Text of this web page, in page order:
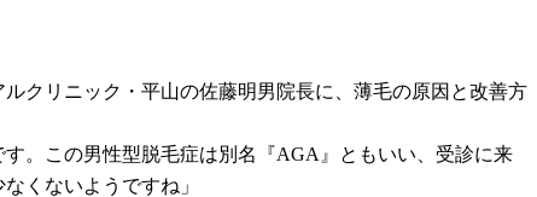
クリニック・平山の佐藤明男院長に、薄毛の原因と改善方
。この男性型脱毛症は別名『AGA』ともいい、受診に来
くないようですね」